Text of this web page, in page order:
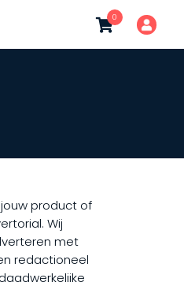
0
product of
Wij
met
redactioneel